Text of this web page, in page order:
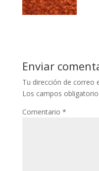
Enviar
Tu dirección de correo
Los campos
Comentario *